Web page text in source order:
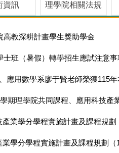
資訊 理學院相關法規
高教深耕計畫學生獎助學金
士班（暑假）轉學招生應試注意
應用數學系廖于賢老師榮獲115
期理學院共同課程、應用科技產
業學分學程實施計畫及課程規
學分學程實施計畫及課程規劃